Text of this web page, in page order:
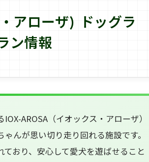
アローザ) ドッグラ
ン情報
AROSA（イオックス・アローザ）
んが思い切り走り回れる施設です。
おり、安心して愛犬を遊ばせること